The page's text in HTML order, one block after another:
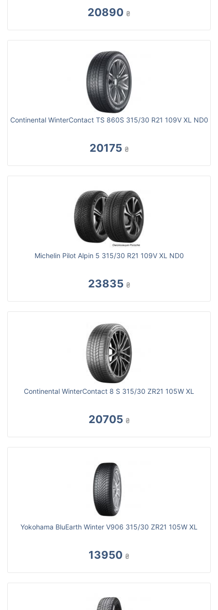
20890 ₴
Continental WinterContact TS 860S 315/30 R21 109V XL ND0
20175 ₴
Michelin Pilot Alpin 5 315/30 R21 109V XL ND0
23835 ₴
Continental WinterContact 8 S 315/30 ZR21 105W XL
20705 ₴
Yokohama BluEarth Winter V906 315/30 ZR21 105W XL
13950 ₴